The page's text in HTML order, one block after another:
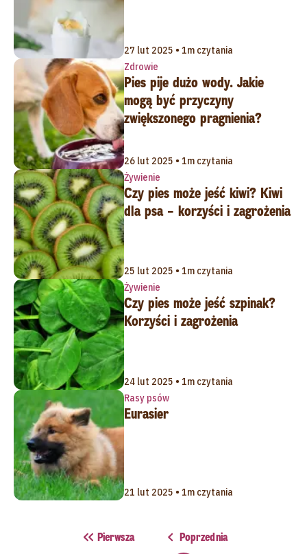
27 lut 2025 • 1m czytania
Zdrowie
Pies pije dużo wody. Jakie
mogą być przyczyny
zwiększonego pragnienia?
26 lut 2025 • 1m czytania
Żywienie
Czy pies może jeść kiwi? Kiwi
dla psa – korzyści i zagrożenia
25 lut 2025 • 1m czytania
Żywienie
Czy pies może jeść szpinak?
Korzyści i zagrożenia
24 lut 2025 • 1m czytania
Rasy psów
Eurasier
21 lut 2025 • 1m czytania
Pierwsza Poprzednia